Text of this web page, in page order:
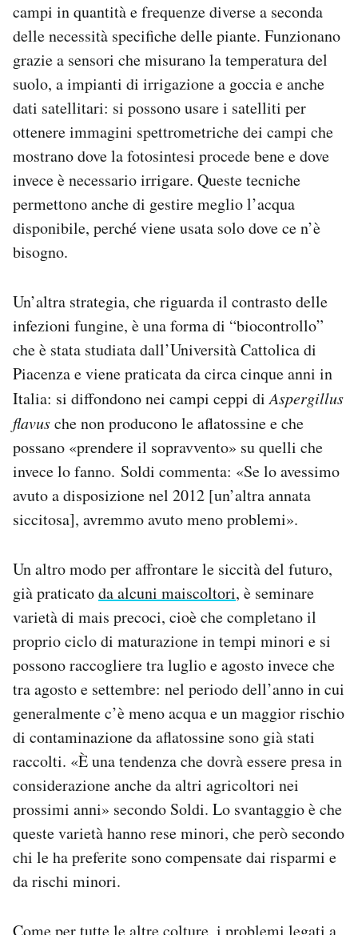
campi in quantità e frequenze diverse a seconda
delle necessità specifiche delle piante. Funzionano
grazie a sensori che misurano la temperatura del
suolo, a impianti di irrigazione a goccia e anche
dati satellitari: si possono usare i satelliti per
ottenere immagini spettrometriche dei campi che
mostrano dove la fotosintesi procede bene e dove
invece è necessario irrigare. Queste tecniche
permettono anche di gestire meglio l’acqua
disponibile, perché viene usata solo dove ce n’è
bisogno.
Un’altra strategia, che riguarda il contrasto delle
infezioni fungine, è una forma di “biocontrollo”
che è stata studiata dall’Università Cattolica di
Piacenza e viene praticata da circa cinque anni in
Italia: si diffondono nei campi ceppi diAspergillus
flavusche non producono le aflatossine e che
possano «prendere il sopravvento» su quelli che
invece lo fanno. Soldi commenta: «Se lo avessimo
avuto a disposizione nel 2012 [un’altra annata
siccitosa], avremmo avuto meno problemi».
Un altro modo per affrontare le siccità del futuro,
già praticatoda alcuni maiscoltori, è seminare
varietà di mais precoci, cioè che completano il
proprio ciclo di maturazione in tempi minori e si
possono raccogliere tra luglio e agosto invece che
tra agosto e settembre: nel periodo dell’anno in cui
generalmente c’è meno acqua e un maggior rischio
di contaminazione da aflatossine sono già stati
raccolti. «È una tendenza che dovrà essere presa in
considerazione anche da altri agricoltori nei
prossimi anni» secondo Soldi. Lo svantaggio è che
queste varietà hanno rese minori, che però secondo
chi le ha preferite sono compensate dai risparmi e
da rischi minori.